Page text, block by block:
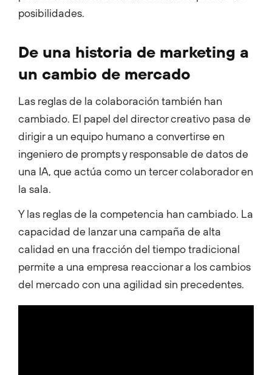
posibilidades.
De una historia de marketing a
un cambio de mercado
Las reglas de la colaboración también han
cambiado. El papel del director creativo pasa de
dirigir a un equipo humano a convertirse en
ingeniero de prompts y responsable de datos de
una IA, que actúa como un tercer colaborador en
la sala.
Y las reglas de la competencia han cambiado. La
capacidad de lanzar una campaña de alta
calidad en una fracción del tiempo tradicional
permite a una empresa reaccionar a los cambios
del mercado con una agilidad sin precedentes.